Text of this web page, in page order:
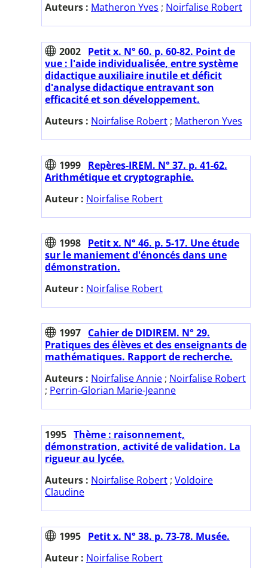
Auteurs : Matheron Yves ; Noirfalise Robert
2002 Petit x. N° 60. p. 60-82. Point de
vue : l'aide individualisée, entre système
didactique auxiliaire inutile et déficit
d'analyse didactique entravant son
efficacité et son développement.
Auteurs : Noirfalise Robert ; Matheron Yves
1999 Repères-IREM. N° 37. p. 41-62.
Arithmétique et cryptographie.
Auteur : Noirfalise Robert
1998 Petit x. N° 46. p. 5-17. Une étude
sur le maniement d'énoncés dans une
démonstration.
Auteur : Noirfalise Robert
1997 Cahier de DIDIREM. N° 29.
Pratiques des élèves et des enseignants de
mathématiques. Rapport de recherche.
Auteurs : Noirfalise Annie ; Noirfalise Robert
; Perrin-Glorian Marie-Jeanne
1995 Thème : raisonnement,
démonstration, activité de validation. La
rigueur au lycée.
Auteurs : Noirfalise Robert ; Voldoire
Claudine
1995 Petit x. N° 38. p. 73-78. Musée.
Auteur : Noirfalise Robert